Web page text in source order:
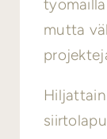
mutta